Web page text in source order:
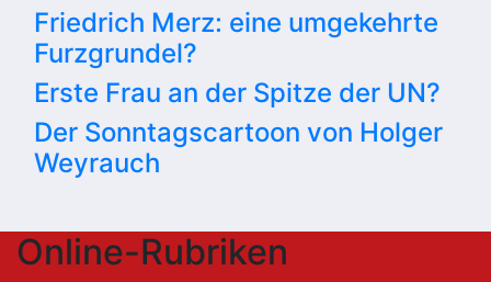
Friedrich Merz: eine umgekehrte
Furzgrundel?
Erste Frau an der Spitze der UN?
Der Sonntagscartoon von Holger
Weyrauch
Online-Rubriken